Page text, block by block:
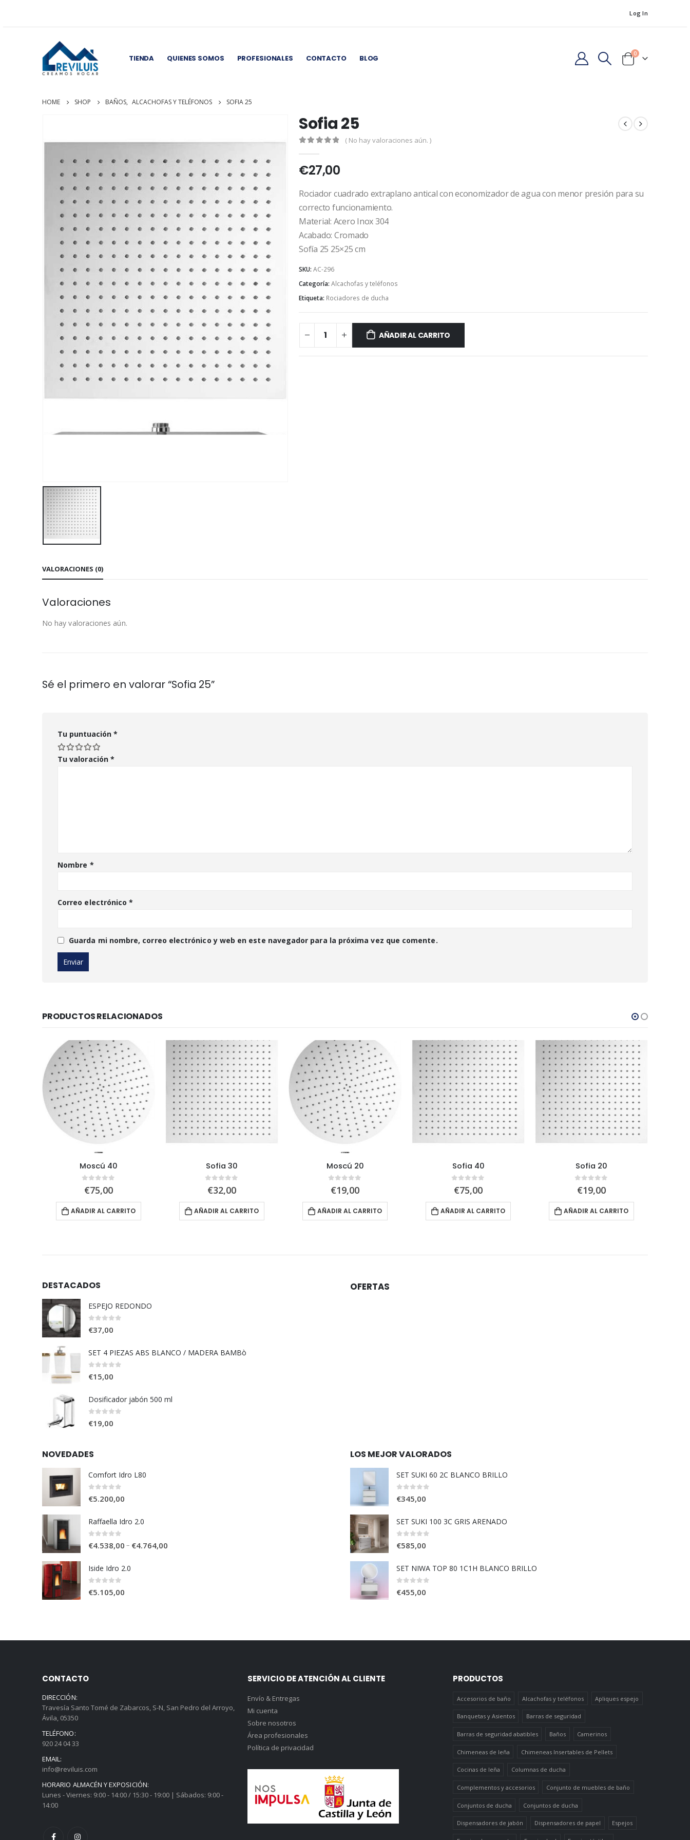
Log In
TIENDA QUIENES SOMOS PROFESIONALES CONTACTO BLOG 0
HOME SHOP BAÑOS, ALCACHOFAS Y TELÉFONOS SOFIA 25
Sofia 25
( No hay valoraciones aún. )
€27,00
Rociador cuadrado extraplano antical con economizador de agua con menor presión para su
correcto funcionamiento.
Material: Acero Inox 304
Acabado: Cromado
Sofía 25 25×25 cm
SKU: AC-296
Categoría: Alcachofas y teléfonos
Etiqueta: Rociadores de ducha
AÑADIR AL CARRITO
VALORACIONES (0)
Valoraciones
No hay valoraciones aún.
Sé el primero en valorar “Sofia 25”
Tu puntuación *
Tu valoración *
Nombre *
Correo electrónico*
Guarda mi nombre, correo electrónico y web en este navegador para la próxima vez que comente.
PRODUCTOS RELACIONADOS
Moscú 40
0out of 5
€75,00
AÑADIR AL CARRITO
Sofia 30
0out of 5
€32,00
AÑADIR AL CARRITO
Moscú 20
0out of 5
€19,00
AÑADIR AL CARRITO
Sofia 40
0out of 5
€75,00
AÑADIR AL CARRITO
Sofia 20
0out of 5
€19,00
AÑADIR AL CARRITO
DESTACADOS
ESPEJO REDONDO
€37,00
SET 4 PIEZAS ABS BLANCO / MADERA BAMBò
€15,00
Dosificador jabón 500 ml
€19,00
OFERTAS
NOVEDADES
Comfort Idro L80
€5.200,00
Raffaella Idro 2.0
€4.538,00 – €4.764,00
Iside Idro 2.0
€5.105,00
LOS MEJOR VALORADOS
SET SUKI 60 2C BLANCO BRILLO
€345,00
SET SUKI 100 3C GRIS ARENADO
€585,00
SET NIWA TOP 80 1C1H BLANCO BRILLO
€455,00
CONTACTO
DIRECCIÓN:
Travesía Santo Tomé de Zabarcos, S-N, San Pedro del Arroyo,
Ávila, 05350
TELÉFONO:
920 24 04 33
EMAIL:
info@reviluis.com
HORARIO ALMACÉN Y EXPOSICIÓN:
Lunes - Viernes: 9:00 - 14:00 / 15:30 - 19:00 | Sábados: 9:00 -
14:00
SERVICIO DE ATENCIÓN AL CLIENTE
Envío & Entregas
Mi cuenta
Sobre nosotros
Área profesionales
Política de privacidad
PRODUCTOS
Accesorios de baño Alcachofas y teléfonos Apliques espejo
Banquetas y Asientos Barras de seguridad
Barras de seguridad abatibles Baños Camerinos
Chimeneas de leña Chimeneas Insertables de Pellets
Cocinas de leña Columnas de ducha
Complementos y accesorios Conjunto de muebles de baño
Conjuntos de ducha Conjuntos de ducha
Dispensadores de jabón Dispensadores de papel Espejos